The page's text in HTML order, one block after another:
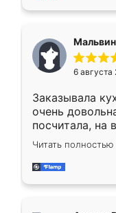
меньше, здесь
Мне нравится
мебели буду
6 августа
Заказывала
очень
посчитала, на
Замерщик
делу со всей
за день,
Читать полностью